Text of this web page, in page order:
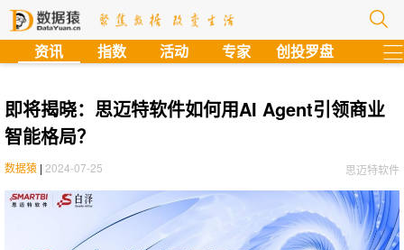
资讯 指数 活动 专家 创投罗盘
即将揭晓：思迈特软件如何用AI Agent引领商业
智能格局？
思迈特软件
数据猿 | 2024-07-25